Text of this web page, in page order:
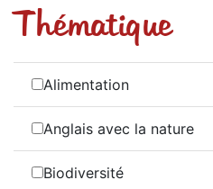
Thématique
Alimentation
Anglais avec la nature
Biodiversité